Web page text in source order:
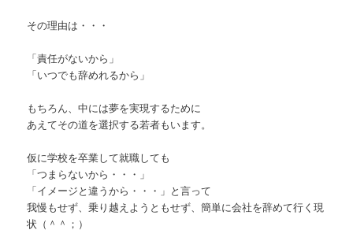
その理由は・・・
「責任がないから」
「いつでも辞めれるから」
もちろん、中には夢を実現するために
あえてその道を選択する若者もいます。
仮に学校を卒業して就職しても
「つまらないから・・・」
「イメージと違うから・・・」と言って
我慢もせず、乗り越えようともせず、簡単に会社を辞めて行く現
状（＾＾；）